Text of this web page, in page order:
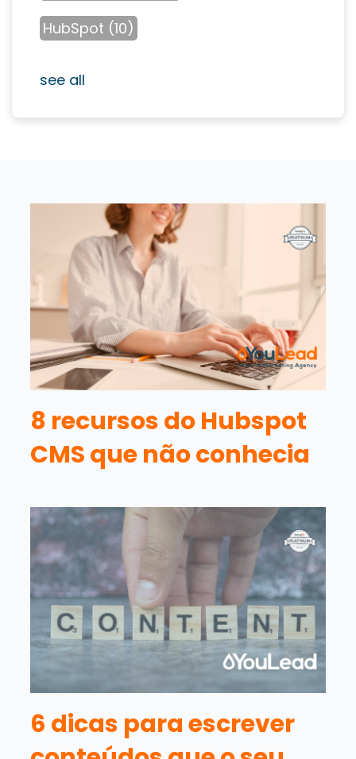
HubSpot (10)
see all
8 recursos do Hubspot
CMS que não conhecia
6 dicas para escrever